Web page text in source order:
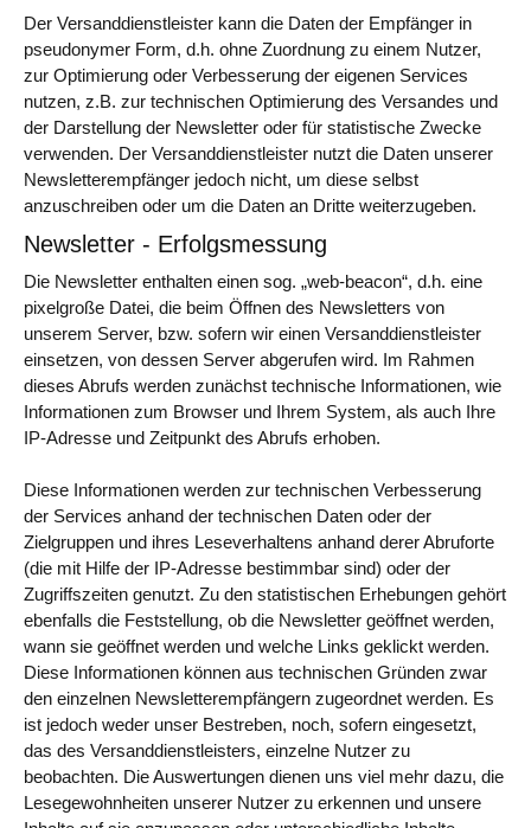
Der Versanddienstleister kann die Daten der Empfänger in
pseudonymer Form, d.h. ohne Zuordnung zu einem Nutzer,
zur Optimierung oder Verbesserung der eigenen Services
nutzen, z.B. zur technischen Optimierung des Versandes und
der Darstellung der Newsletter oder für statistische Zwecke
verwenden. Der Versanddienstleister nutzt die Daten unserer
Newsletterempfänger jedoch nicht, um diese selbst
anzuschreiben oder um die Daten an Dritte weiterzugeben.
Newsletter - Erfolgsmessung
Die Newsletter enthalten einen sog. „web-beacon“, d.h. eine
pixelgroße Datei, die beim Öffnen des Newsletters von
unserem Server, bzw. sofern wir einen Versanddienstleister
einsetzen, von dessen Server abgerufen wird. Im Rahmen
dieses Abrufs werden zunächst technische Informationen, wie
Informationen zum Browser und Ihrem System, als auch Ihre
IP-Adresse und Zeitpunkt des Abrufs erhoben.
Diese Informationen werden zur technischen Verbesserung
der Services anhand der technischen Daten oder der
Zielgruppen und ihres Leseverhaltens anhand derer Abruforte
(die mit Hilfe der IP-Adresse bestimmbar sind) oder der
Zugriffszeiten genutzt. Zu den statistischen Erhebungen gehört
ebenfalls die Feststellung, ob die Newsletter geöffnet werden,
wann sie geöffnet werden und welche Links geklickt werden.
Diese Informationen können aus technischen Gründen zwar
den einzelnen Newsletterempfängern zugeordnet werden. Es
ist jedoch weder unser Bestreben, noch, sofern eingesetzt,
das des Versanddienstleisters, einzelne Nutzer zu
beobachten. Die Auswertungen dienen uns viel mehr dazu, die
Lesegewohnheiten unserer Nutzer zu erkennen und unsere